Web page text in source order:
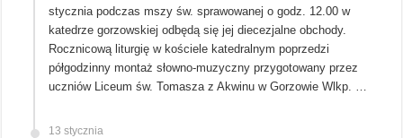
stycznia podczas mszy św. sprawowanej o godz. 12.00 w
katedrze gorzowskiej odbędą się jej diecezjalne obchody.
Rocznicową liturgię w kościele katedralnym poprzedzi
półgodzinny montaż słowno-muzyczny przygotowany przez
uczniów Liceum św. Tomasza z Akwinu w Gorzowie Wlkp. …
13 stycznia